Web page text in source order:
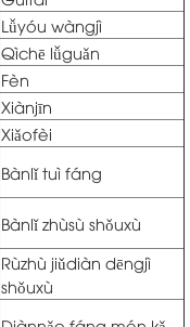
Lǚyóu wàngjì
Qìchē lǚguǎn
Fèn
Xiànjīn
Xiǎofèi
Bànlǐ tuì fáng
Bànlǐ zhùsù shǒuxù
Rùzhù jiǔdiàn dēngjì
shǒuxù